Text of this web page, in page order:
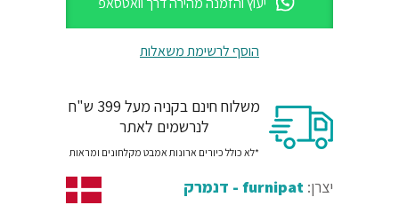
הוסף לרשימת משאלות
משלוח חינם בקניה מעל 399 ש"ח
לנרשמים לאתר
*לא כולל כיורים ארונות אמבט מקלחונים ומראות
יצרן: furnipat - דנמרק